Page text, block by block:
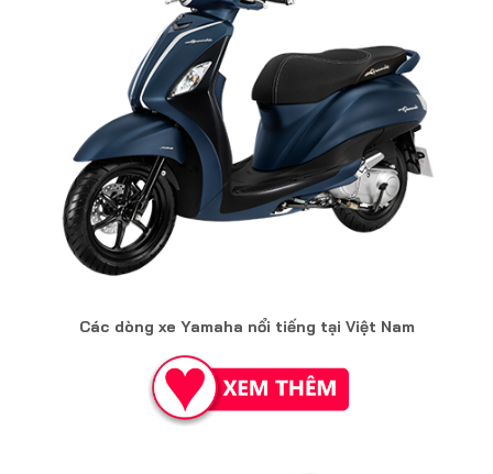
Các dòng xe Yamaha nổi tiếng tại Việt Nam